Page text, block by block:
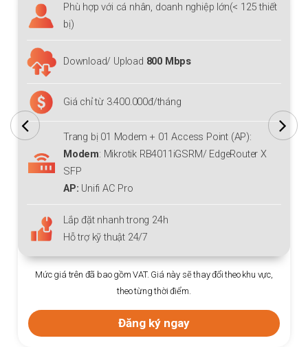
Phù hợp với cá nhân, doanh nghiệp lớn(< 125 thiết
bị)
Download/ Upload 800 Mbps
Giá chỉ từ 3.400.000đ/tháng
Trang bị 01 Modem + 01 Access Point (AP):
Modem: Mikrotik RB4011iGSRM/ EdgeRouter X
SFP
AP: Unifi AC Pro
Lắp đặt nhanh trong 24h
Hỗ trợ kỹ thuật 24/7
Mức giá trên đã bao gồm VAT. Giá này sẽ thay đổi theo khu vực,
theo từng thời điểm.
Đăng ký ngay